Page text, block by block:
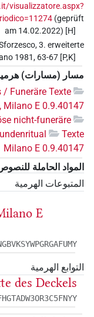
visualizzatore.aspx?
(geprüft
am 14.02.2022) [H]
3. erweiterte
1981, 63-67 [P,K]
مسار (مسارات)
/ Funeräre Texte
Milano E 0.9.40147
nicht-funeräre
Texte
Milano E 0.9.40147
المواد الحاملة
المتبوعات الهرمية
E
التوابع الهرمية
des Deckels